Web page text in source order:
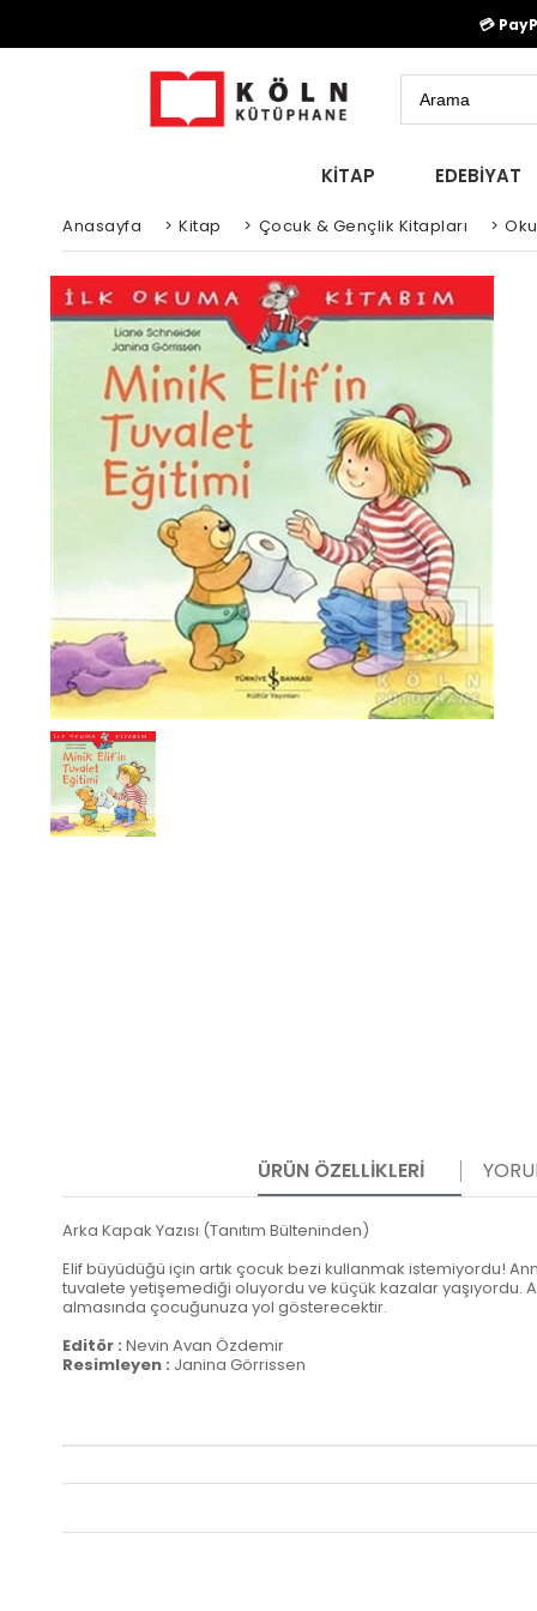
💳
KİTAP EDEBİYAT
Anasayfa > Kitap > Çocuk & Gençlik Kitapları >
ÜRÜN ÖZELLIKLERI
Arka Kapak Yazısı (Tanıtım Bülteninden)
Elif büyüdüğü için artık çocuk bezi kullanmak istemiyordu!
tuvalete yetişemediği oluyordu ve küçük kazalar yaşıyordu.
almasında çocuğunuza yol gösterecektir.
Editör : Nevin Avan Özdemir
Resimleyen : Janina Görrissen